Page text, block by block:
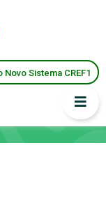
Sistema CREF1